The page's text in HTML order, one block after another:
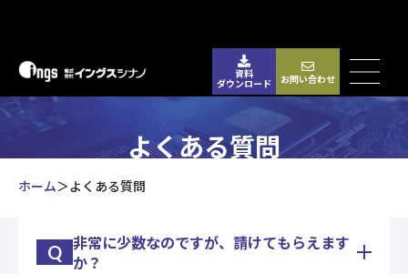
資料
ダウンロード お問い合わせ
よくある質問
ホーム よくある質問
Q 非常に少数なのですが、請けてもらえます
か？